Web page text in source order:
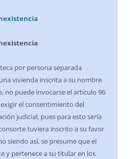
por persona separada
vivienda inscrita a su nombre
no puede invocarse el artículo 96
el consentimiento del
judicial, pues para esto sería
tuviera inscrito a su favor
siendo así, se presume que el
y pertenece a su titular en los